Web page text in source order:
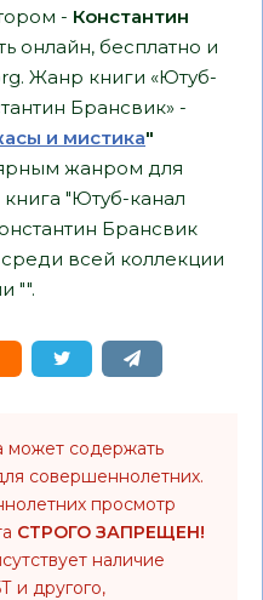
- Константин
онлайн, бесплатно и
Жанр книги «Ютуб-
Брансвик» -
и мистика"
жанром для
"Ютуб-канал
Брансвик
всей коллекции
"".
может содержать
совершеннолетних.
просмотр
СТРОГО ЗАПРЕЩЕН!
наличие
и другого,